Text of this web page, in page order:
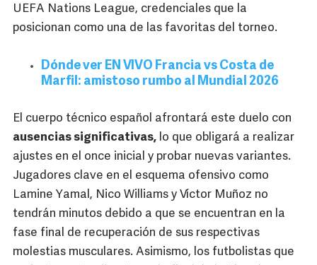
UEFA Nations League, credenciales que la
posicionan como una de las favoritas del torneo.
Dónde ver EN VIVO Francia vs Costa de
Marfil: amistoso rumbo al Mundial 2026
El cuerpo técnico español afrontará este duelo con
ausencias significativas, lo que obligará a realizar
ajustes en el once inicial y probar nuevas variantes.
Jugadores clave en el esquema ofensivo como
Lamine Yamal, Nico Williams y Víctor Muñoz no
tendrán minutos debido a que se encuentran en la
fase final de recuperación de sus respectivas
molestias musculares. Asimismo, los futbolistas que